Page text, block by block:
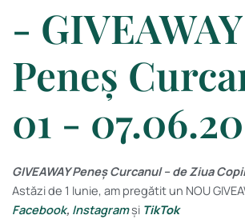
-
Peneș
01 -
GIVEAWAY Peneș Curcanul – de Ziua
Astăzi de 1 Iunie, am pregătit un NOU
Facebook, Instagramși TikTok